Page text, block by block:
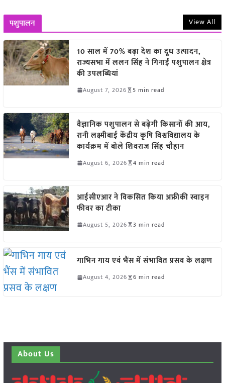
पशुपालन View All
10 साल में 70% बढ़ा देश का दूध उत्पादन,
राज्यसभा में ललन सिंह ने गिनाईं पशुपालन क्षेत्र
की उपलब्धियां
August 7, 2026 5 min read
वैज्ञानिक पशुपालन से बढ़ेगी किसानों की आय,
रानी लक्ष्मीबाई केंद्रीय कृषि विश्वविद्यालय के
कार्यक्रम में बोले शिवराज सिंह चौहान
August 6, 2026 4 min read
आईसीएआर ने विकसित किया अफ्रीकी स्वाइन
फीवर का टीका
August 5, 2026 3 min read
गाभिन गाय एवं भैंस में संभावित प्रसव के लक्षण
August 4, 2026 6 min read
About Us